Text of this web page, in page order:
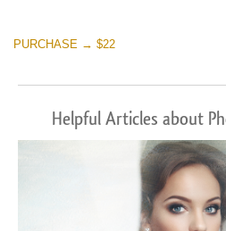
PURCHASE → $22
Helpful Articles about